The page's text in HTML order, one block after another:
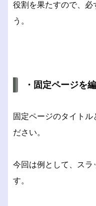
役割を果たすので、必
う。
・固定ページを
固定ページのタイトル
ださい。
今回は例として、スラ
す。